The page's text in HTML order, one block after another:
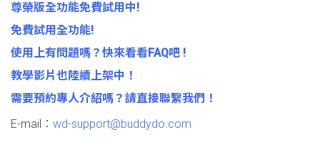
尊榮版全功能免費試用中!
免費試用全功能!
使用上有問題嗎？快來看看FAQ吧 !
教學影片也陸續上架中！
需要預約專人介紹嗎？請直接聯繫我們！
E-mail： wd-support@buddydo.com